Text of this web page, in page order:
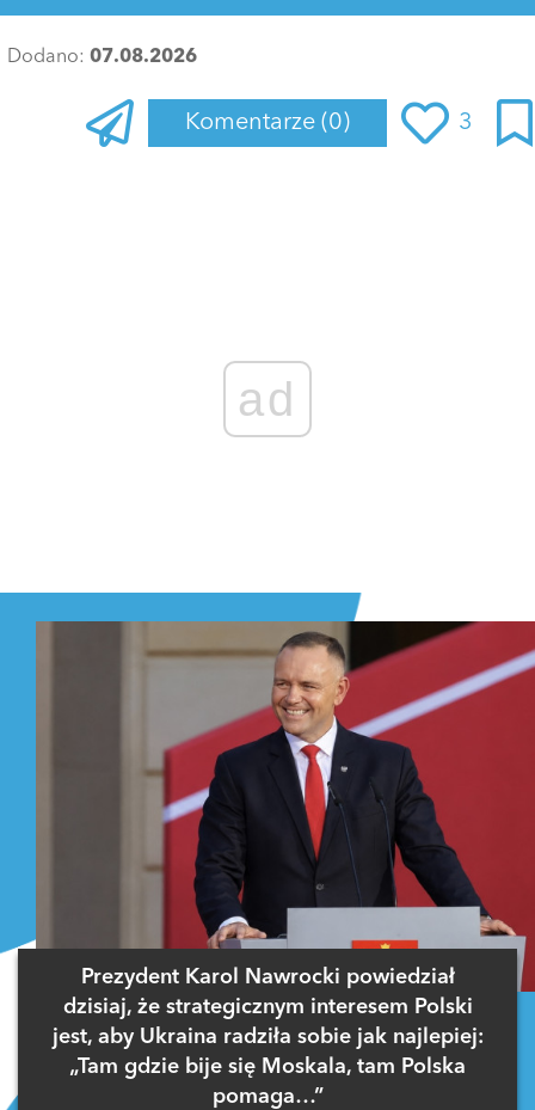
Dodano: 07.08.2026
Komentarze (0) 3
ad
Prezydent Karol Nawrocki powiedział
dzisiaj, że strategicznym interesem Polski
jest, aby Ukraina radziła sobie jak najlepiej:
„Tam gdzie bije się Moskala, tam Polska
pomaga…”